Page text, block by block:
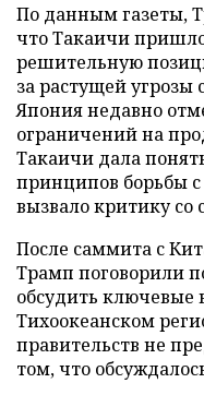
По данным газеты,
что Такаичи
решительную
за растущей угрозы
Япония недавно
ограничений на
Такаичи дала
принципов борьбы
вызвало критику со
После саммита с
Трамп поговорили
обсудить ключевые
Тихоокеанском
правительств не
том, что